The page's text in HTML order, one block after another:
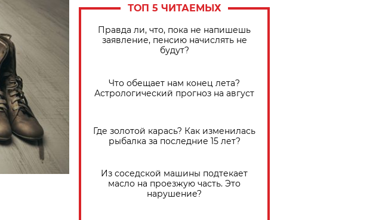
ТОП 5 ЧИТАЕМЫХ
Правда ли, что, пока не напишешь
заявление, пенсию начислять не
будут?
​Что обещает нам конец лета?
Астрологический прогноз на август
Где золотой карась? Как изменилась
рыбалка за последние 15 лет?
Из соседской машины подтекает
масло на проезжую часть. Это
нарушение?